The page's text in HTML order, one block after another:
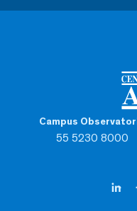
Campus
55 5230 8000